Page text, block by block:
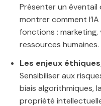
Présenter un éventail
montrer comment
fonctions :
ressources humaines.
Les enjeux
Sensibiliser aux
biais algorithmiques,
propriété